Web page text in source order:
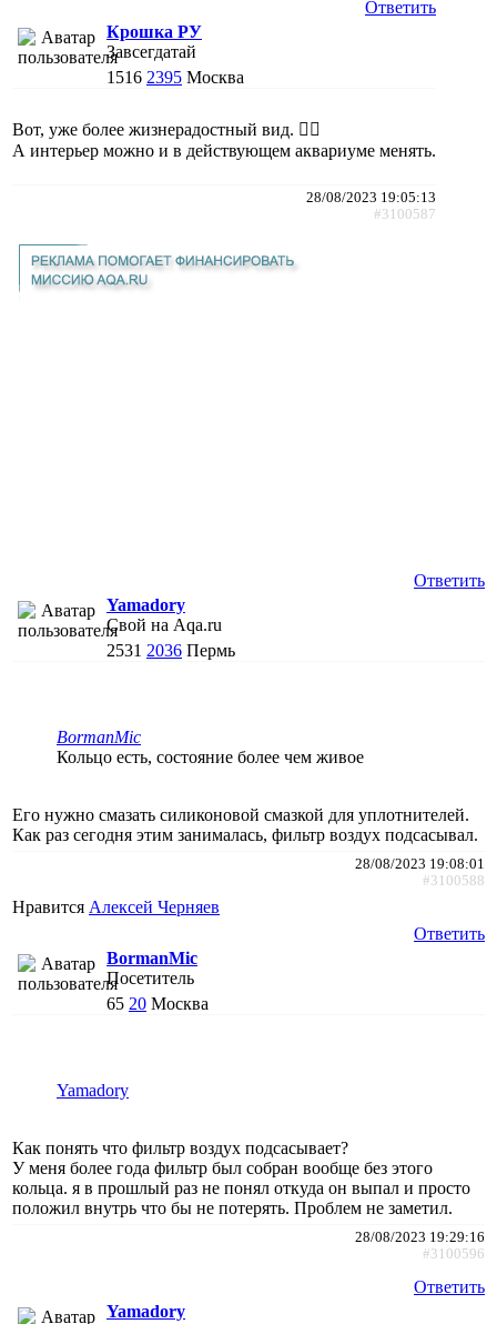
Ответить
Крошка РУ
Завсегдатай
1516 2395 Москва
Вот, уже более жизнерадостный вид. 👍🏻
А интерьер можно и в действующем аквариуме менять.
28/08/2023 19:05:13
#3100587
Ответить
Yamadory
Свой на Aqa.ru
2531 2036 Пермь
BormanMic
Кольцо есть, состояние более чем живое
Его нужно смазать силиконовой смазкой для уплотнителей.
Как раз сегодня этим занималась, фильтр воздух подсасывал.
28/08/2023 19:08:01
#3100588
Нравится Алексей Черняев
Ответить
BormanMic
Посетитель
65 20 Москва
Yamadory
Как понять что фильтр воздух подсасывает?
У меня более года фильтр был собран вообще без этого
кольца. я в прошлый раз не понял откуда он выпал и просто
положил внутрь что бы не потерять. Проблем не заметил.
28/08/2023 19:29:16
#3100596
Ответить
Yamadory